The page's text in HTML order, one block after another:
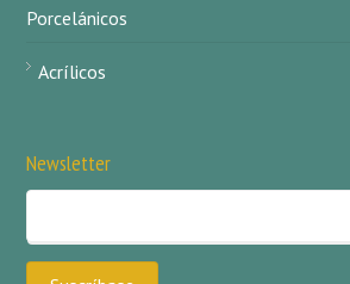
Porcelánicos
Acrílicos
Newsletter